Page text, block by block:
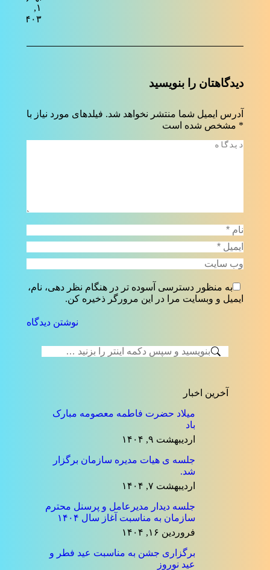
۱,
۱۴۰۳
دیدگاهتان را بنویسید
آدرس ایمیل شما منتشر نخواهد شد. فیلدهای مورد نیاز با
* مشخص شده است
دیدگاه
نام *
ایمیل *
وب سایت
به منظور دسترسی آسوده تر در هنگام نظر دهی، نام،
ایمیل و وبسایت مرا در این مرورگر ذخیره کن.
نوشتن دیدگاه
جستجو:
آخرین اخبار
میلاد حضرت فاطمه معصومه مبارک
باد
اردیبهشت ۹, ۱۴۰۴
جلسه ی هیات مدیره سازمان برگزار
شد.
اردیبهشت ۷, ۱۴۰۴
جلسه دیدار مدیرعامل و پرسنل محترم
سازمان به مناسبت آغاز سال ۱۴۰۴
فروردین ۱۶, ۱۴۰۴
برگزاری جشن به مناسبت عید فطر و
عید نوروز